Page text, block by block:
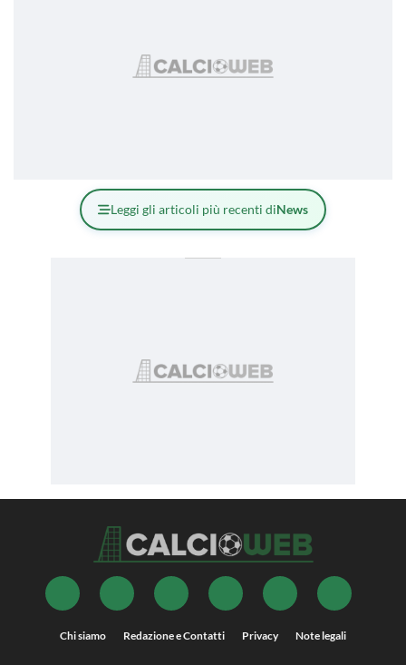
Leggi gli articoli più recenti diNews
Chi siamo Redazione e Contatti Privacy Note legali